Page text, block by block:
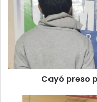
Cayó preso